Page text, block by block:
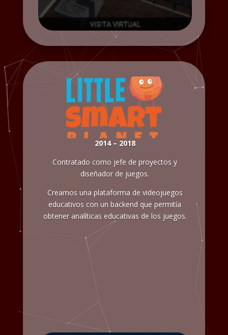
2014 – 2018
Contratado como jefe de proyectos y
diseñador de juegos.
Creamos una plataforma de videojuegos
educativos con un backend que permitía
obtener analíticas educativas de los juegos.